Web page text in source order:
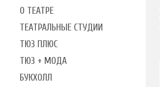
О ТЕАТРЕ
ТЕАТРАЛЬНЫЕ СТУДИИ
ТЮЗ ПЛЮС
ТЮЗ + МОДА
БУКХОЛЛ